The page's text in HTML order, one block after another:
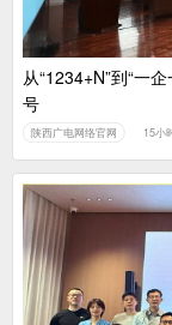
从“1234+N”到“一
号
陕西广电网络官网 15小